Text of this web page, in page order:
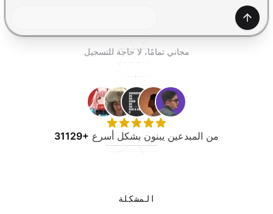
إنشاء
مجاني تمامًا، لا حاجة للتسجيل
31129+ من المبدعين يبنون بشكل أسرع
المشكلة